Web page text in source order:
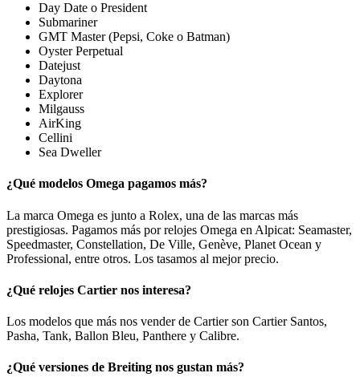
Day Date o President
Submariner
GMT Master (Pepsi, Coke o Batman)
Oyster Perpetual
Datejust
Daytona
Explorer
Milgauss
AirKing
Cellini
Sea Dweller
¿Qué modelos Omega pagamos más?
La marca Omega es junto a Rolex, una de las marcas más
prestigiosas. Pagamos más por relojes Omega en Alpicat: Seamaster,
Speedmaster, Constellation, De Ville, Genève, Planet Ocean y
Professional, entre otros. Los tasamos al mejor precio.
¿Qué relojes Cartier nos interesa?
Los modelos que más nos vender de Cartier son Cartier Santos,
Pasha, Tank, Ballon Bleu, Panthere y Calibre.
¿Qué versiones de Breiting nos gustan más?